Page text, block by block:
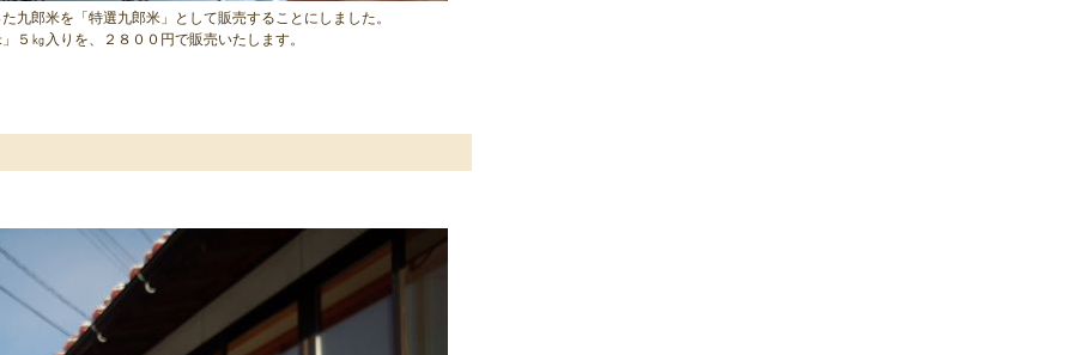
九郎米を「特選九郎米」として販売することにしました。
５㎏入りを、２８００円で販売いたします。